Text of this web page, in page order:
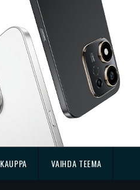
KAUPPA VAIHDA TEEMA